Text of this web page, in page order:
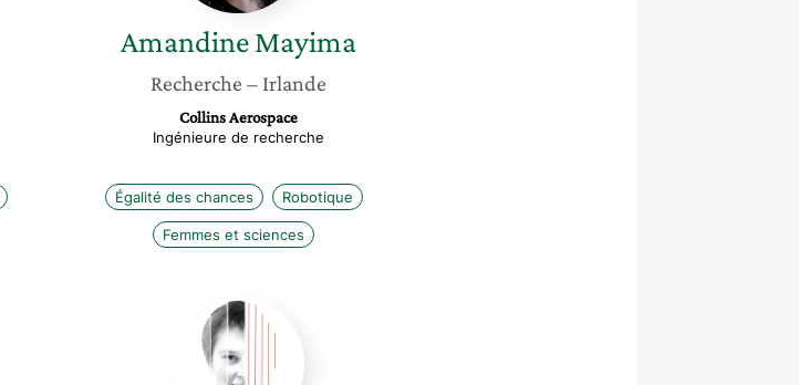
Amandine Mayima
Recherche – Irlande
Collins Aerospace
Ingénieure de recherche
Égalité des chances Robotique
Femmes et sciences
Amélie
Cordier